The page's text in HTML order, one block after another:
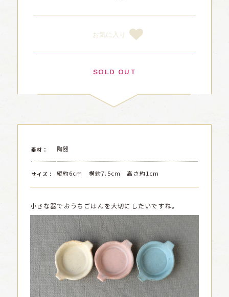
お気に入り
SOLD OUT
素材： 陶器
サイズ： 縦約6cm 横約7.5cm 高さ約1cm
小さな器でおうちごはんを大切にしたいですね。